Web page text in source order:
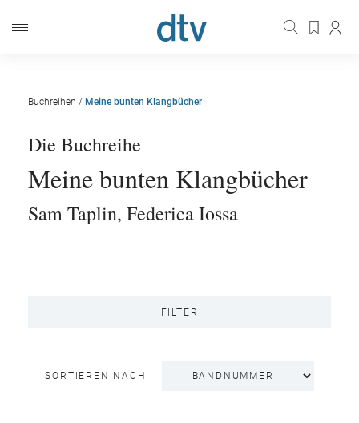
Buchreihen / Meine bunten Klangbücher
Die Buchreihe
Meine bunten Klangbücher
Sam Taplin, Federica Iossa
FILTER
SORTIEREN NACH